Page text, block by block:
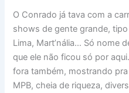
O Conrado já tava com a
shows de gente grande, tipo
Lima, Mart’nália… Só nome
que ele não ficou só por
fora também, mostrando
MPB, cheia de riqueza,